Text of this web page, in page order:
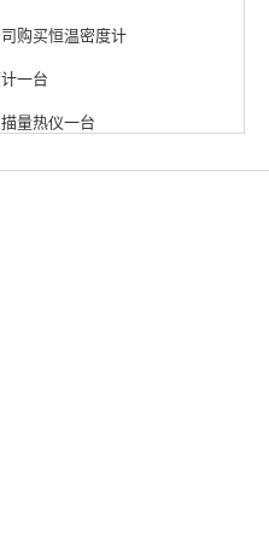
购买恒温密度计
一台
量热仪一台